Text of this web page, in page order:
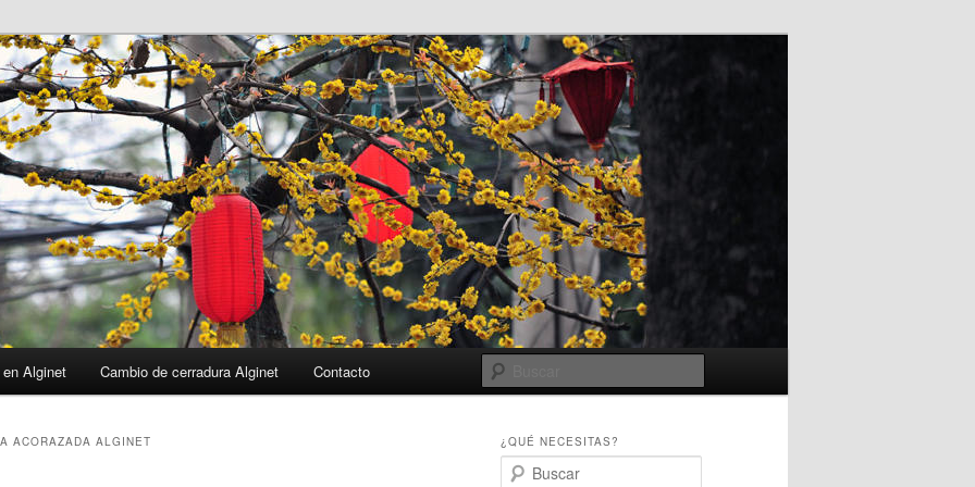
Alginet Cambio de cerradura Alginet Contacto
ACORAZADA ALGINET ¿QUÉ NECESITAS?